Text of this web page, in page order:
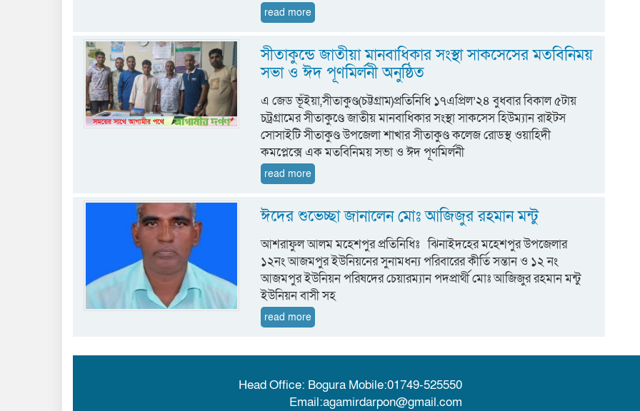
read more
সীতাকুন্ডে জাতীয়া মানবাধিকার সংস্থা সাকসেসের মতবিনিময়
সভা ও ঈদ পূণমির্লনী অনুষ্ঠিত
এ জেড ভূঁইয়া,সীতাকুণ্ড(চট্টগ্রাম)প্রতিনিধি ১৭এপ্রিল’২৪ বুধবার বিকাল ৫টায়
চট্রগ্রামের সীতাকুণ্ডে জাতীয় মানবাধিকার সংস্থা সাকসেস হিউম্যান রাইটস
সোসাইটি সীতাকুণ্ড উপজেলা শাখার সীতাকুণ্ড কলেজ রোডস্থ ওয়াহিদী
কমপ্লেক্সে এক মতবিনিময় সভা ও ঈদ পূণমির্লনী
read more
ঈদের শুভেচ্ছা জানালেন মোঃ আজিজুর রহমান মন্টু
আশরাফুল আলম মহেশপুর প্রতিনিধিঃ ঝিনাইদহের মহেশপুর উপজেলার
১২নং আজমপুর ইউনিয়নের সুনামধন্য পরিবারের কীর্তি সন্তান ও ১২ নং
আজমপুর ইউনিয়ন পরিষদের চেয়ারম্যান পদপ্রার্থী মোঃ আজিজুর রহমান মন্টু
ইউনিয়ন বাসী সহ
read more
Head Office: Bogura Mobile:01749-525550
Email:agamirdarpon@gmail.com